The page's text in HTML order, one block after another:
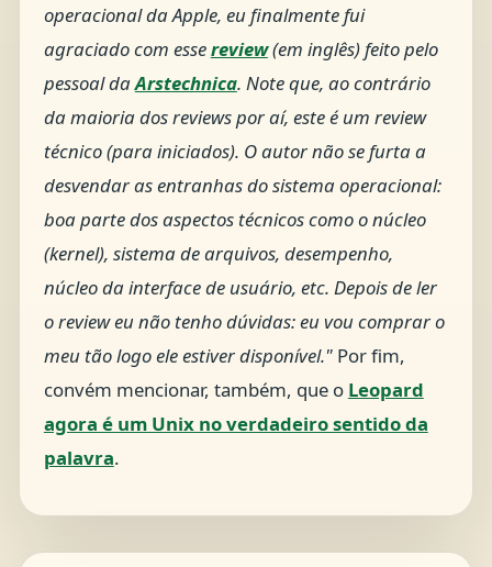
operacional da Apple, eu finalmente fui
agraciado com essereview(em inglês) feito pelo
pessoal daArstechnica. Note que, ao contrário
da maioria dos reviews por aí, este é um review
técnico (para iniciados). O autor não se furta a
desvendar as entranhas do sistema operacional:
boa parte dos aspectos técnicos como o núcleo
(kernel), sistema de arquivos, desempenho,
núcleo da interface de usuário, etc. Depois de ler
o review eu não tenho dúvidas: eu vou comprar o
meu tão logo ele estiver disponível."Por fim,
convém mencionar, também, que o Leopard
agora é um Unix no verdadeiro sentido da
palavra.